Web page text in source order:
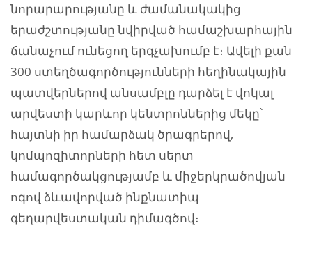
նորարարությանը և ժամանակակից
երաժշտությանը նվիրված համաշխարհային
ճանաչում ունեցող երգչախումբ է։ Ավելի քան
300 ստեղծագործությունների հեղինակային
պատվերներով անսամբլը դարձել է վոկալ
արվեստի կարևոր կենտրոններից մեկը՝
հայտնի իր համարձակ ծրագրերով,
կոմպոզիտորների հետ սերտ
համագործակցությամբ և միջերկրածովյան
ոգով ձևավորված ինքնատիպ
գեղարվեստական դիմագծով։